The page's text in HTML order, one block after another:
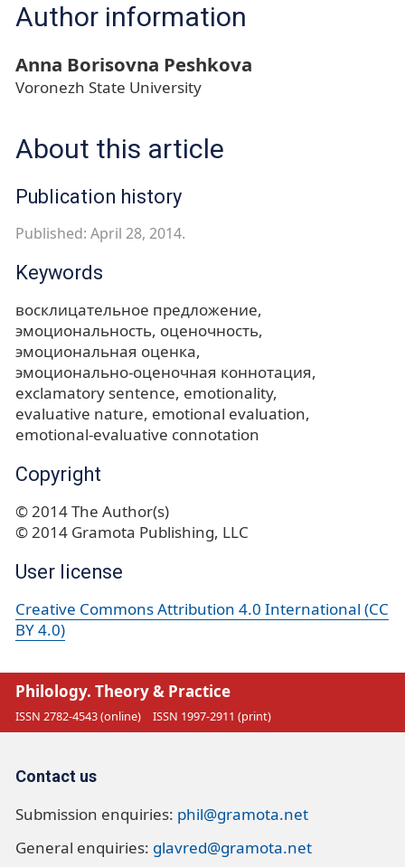
Author information
Anna Borisovna Peshkova
Voronezh State University
About this article
Publication history
Published: April 28, 2014.
Keywords
восклицательное предложение
эмоциональность оценочность
эмоциональная оценка
эмоционально-оценочная коннотация
exclamatory sentence emotionality
evaluative nature emotional evaluation
emotional-evaluative connotation
Copyright
© 2014 The Author(s)
© 2014 Gramota Publishing, LLC
User license
Creative Commons Attribution 4.0 International (CC
BY 4.0)
Philology. Theory & Practice
ISSN 2782-4543 (online) ISSN 1997-2911 (print)
Contact us
Submission enquiries: phil@gramota.net
General enquiries: glavred@gramota.net